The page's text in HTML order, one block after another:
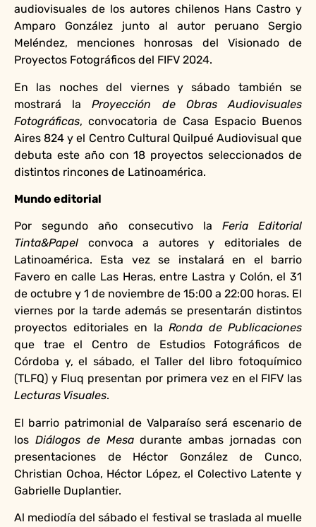
audiovisuales de los autores chilenos Hans Castro y
Amparo González junto al autor peruano Sergio
Meléndez, menciones honrosas del Visionado de
Proyectos Fotográficos del FIFV 2024.
En las noches del viernes y sábado también se
mostrará laProyección de Obras Audiovisuales
Fotográficas, convocatoria de Casa Espacio Buenos
Aires 824 y el Centro Cultural Quilpué Audiovisual que
debuta este año con 18 proyectos seleccionados de
distintos rincones de Latinoamérica.
Mundo editorial
Por segundo año consecutivo la Feria Editorial
Tinta&Papel convoca a autores y editoriales de
Latinoamérica. Esta vez se instalará en el barrio
Favero en calle Las Heras, entre Lastra y Colón, el 31
de octubre y 1 de noviembre de 15:00 a 22:00 horas. El
viernes por la tarde además se presentarán distintos
proyectos editoriales en la Ronda de Publicaciones
que trae el Centro de Estudios Fotográficos de
Córdoba y, el sábado, el Taller del libro fotoquímico
(TLFQ) y Fluq presentan por primera vez en el FIFV las
Lecturas Visuales.
El barrio patrimonial de Valparaíso será escenario de
los Diálogos de Mesadurante ambas jornadas con
presentaciones de Héctor González de Cunco,
Christian Ochoa, Héctor López, el Colectivo Latente y
Gabrielle Duplantier.
Al mediodía del sábado el festival se traslada al muelle